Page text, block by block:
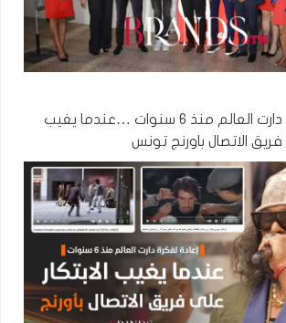
اعادة لفكرة دارت العالم منذ 6 سنوات …عندما يغيب
فريق الاتصال باورنج تونس